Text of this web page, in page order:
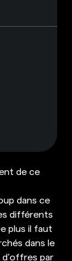
de ce
dans ce
différents
plus il faut
dans le
par